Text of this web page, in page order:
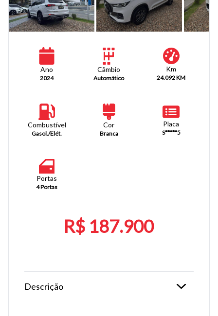
Ano
2024
Câmbio
Automático
Km
24.092 KM
Combustível
Gasol./Elét.
Cor
Branca
Placa
S*****5
Portas
4 Portas
R$ 187.900
Descrição